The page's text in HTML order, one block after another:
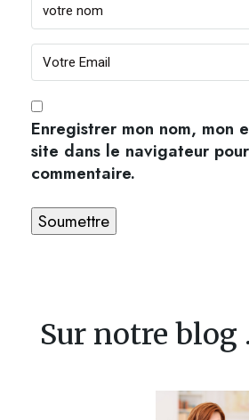
Enregistrer mon nom, mon
site dans le navigateur
commentaire.
Sur notre blog